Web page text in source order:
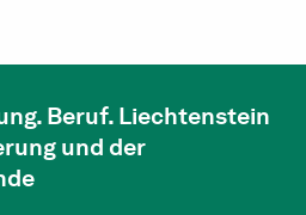
Beruf. Liechtenstein
und der